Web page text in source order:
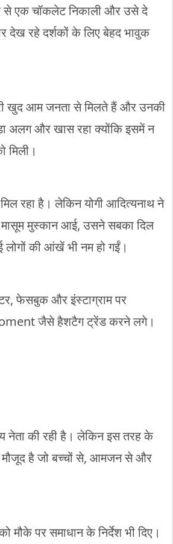
से एक चॉकलेट निकाली और उसे दे
देख रहे दर्शकों के लिए बेहद भावुक
खुद आम जनता से मिलते हैं और उनकी
अलग और खास रहा क्योंकि इसमें न
मिली।
रहा है। लेकिन योगी आदित्यनाथ ने
मुस्कान आई, उसने सबका दिल
की आंखें भी नम हो गईं।
फेसबुक और इंस्टाग्राम पर
जैसे हैशटैग ट्रेंड करने लगे।
नेता की रही है। लेकिन इस तरह के
है जो बच्चों से, आमजन से और
मौके पर समाधान के निर्देश भी दिए।